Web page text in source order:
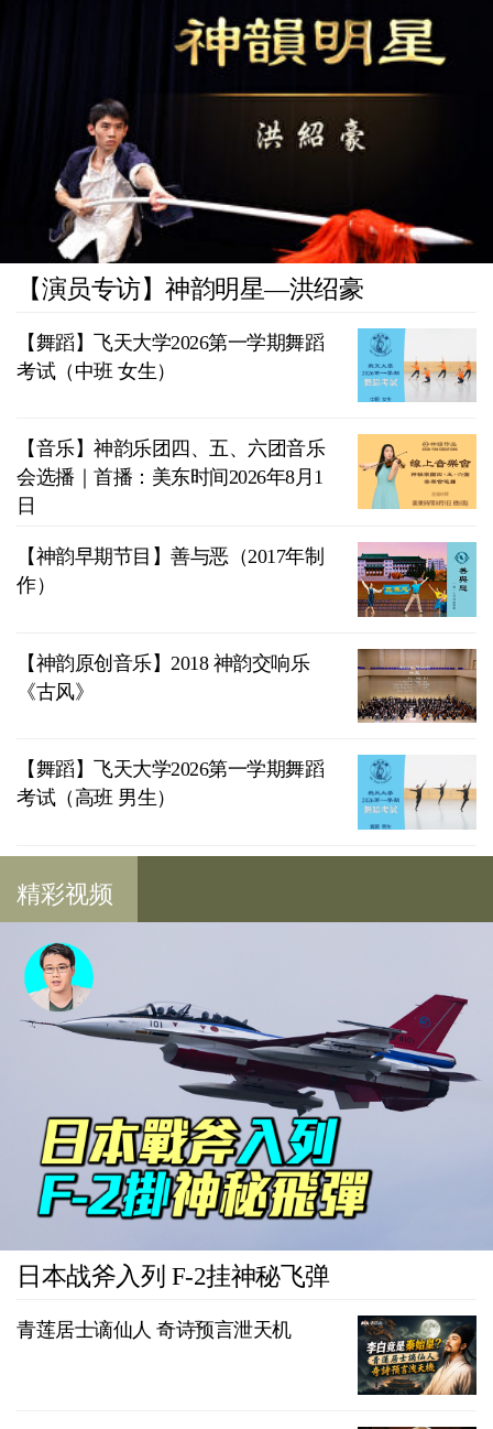
【演员专访】神韵明星—洪绍豪
【舞蹈】飞天大学2026第一学期舞蹈
考试（中班 女生）
【音乐】神韵乐团四、五、六团音乐
会选播｜首播：美东时间2026年8月1
日
【神韵早期节目】善与恶（2017年制
作）
【神韵原创音乐】2018 神韵交响乐
《古风》
【舞蹈】飞天大学2026第一学期舞蹈
考试（高班 男生）
精彩视频
日本战斧入列 F-2挂神秘飞弹
青莲居士谪仙人 奇诗预言泄天机